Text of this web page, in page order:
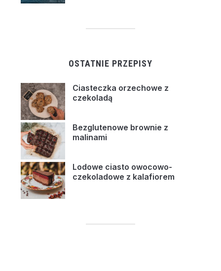
OSTATNIE PRZEPISY
Ciasteczka orzechowe z
czekoladą
Bezglutenowe brownie z
malinami
Lodowe ciasto owocowo-
czekoladowe z kalafiorem